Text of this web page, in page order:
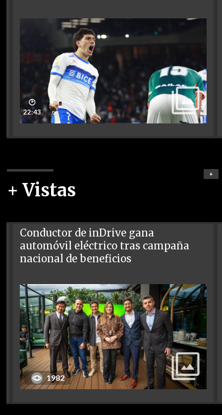
🕑
22:43
+ Vistas
+
Conductor de inDrive gana
automóvil eléctrico tras campaña
nacional de beneficios
1982